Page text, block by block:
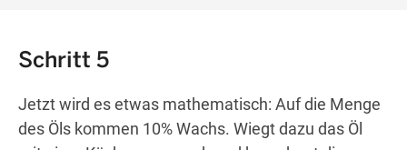
Schritt 5
Jetzt wird es etwas mathematisch: Auf die Menge
des Öls kommen 10% Wachs. Wiegt dazu das Öl